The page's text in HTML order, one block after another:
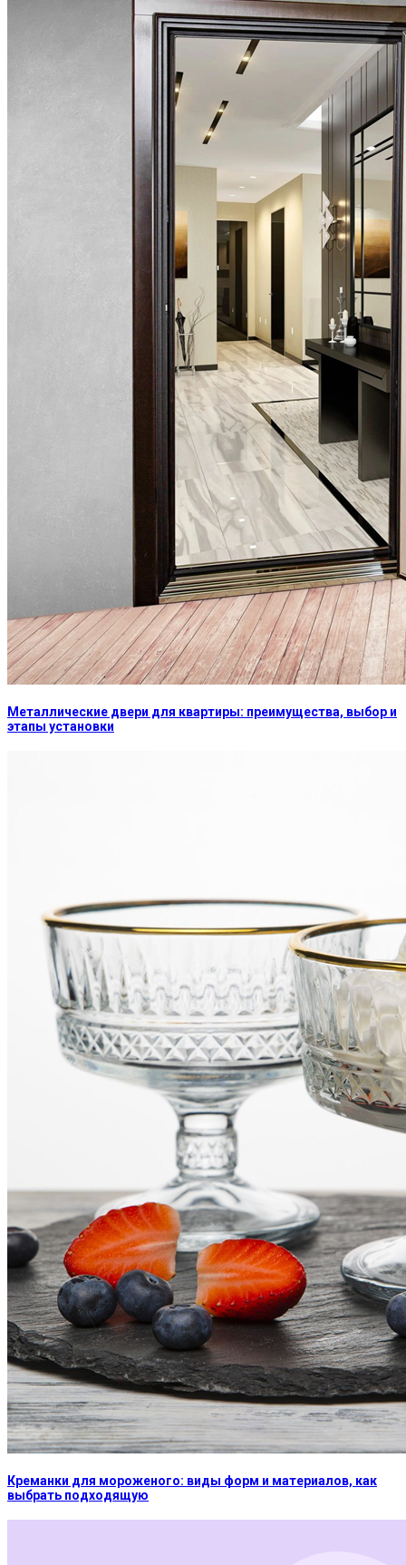
Металлические двери для квартиры: преимущества, выбор и
этапы установки
Креманки для мороженого: виды форм и материалов, как
выбрать подходящую